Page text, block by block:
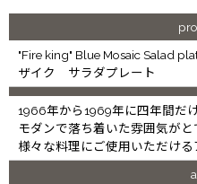
"Fire king" Blue Mosaic Salad
ザイク サラダプレート
1966年から1969年に四年間だ
モダンで落ち着いた雰囲気がと
様々な料理にご使用いただける